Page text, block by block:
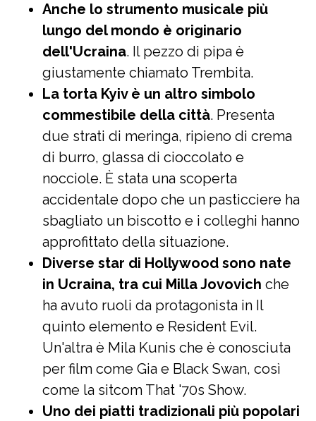
Anche lo strumento musicale più
lungo del mondo è originario
dell'Ucraina. Il pezzo di pipa è
giustamente chiamato Trembita.
La torta Kyiv è un altro simbolo
commestibile della città. Presenta
due strati di meringa, ripieno di crema
di burro, glassa di cioccolato e
nocciole. È stata una scoperta
accidentale dopo che un pasticciere ha
sbagliato un biscotto e i colleghi hanno
approfittato della situazione.
Diverse star di Hollywood sono nate
in Ucraina, tra cui Milla Jovovich che
ha avuto ruoli da protagonista in Il
quinto elemento e Resident Evil.
Un'altra è Mila Kunis che è conosciuta
per film come Gia e Black Swan, così
come la sitcom That '70s Show.
Uno dei piatti tradizionali più popolari